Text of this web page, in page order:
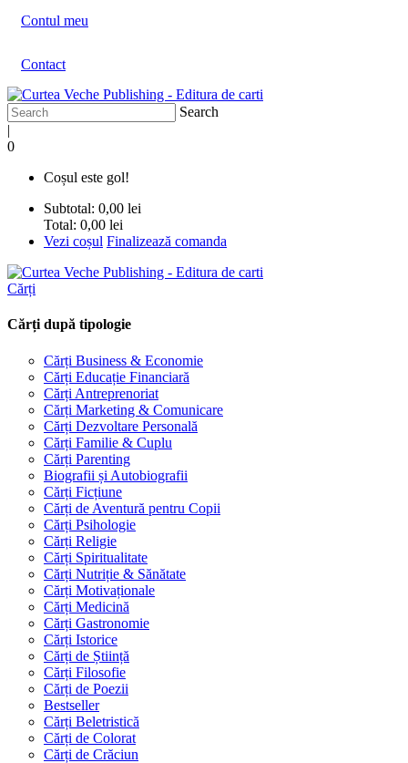
Contul meu
Contact
Search
|
0
Coșul este gol!
Subtotal: 0,00 lei
Total: 0,00 lei
Vezi coșul Finalizează comanda
Cărți
Cărți după tipologie
Cărți Business & Economie
Cărți Educație Financiară
Cărți Antreprenoriat
Cărți Marketing & Comunicare
Cărți Dezvoltare Personală
Cărți Familie & Cuplu
Cărți Parenting
Biografii și Autobiografii
Cărți Ficțiune
Cărți de Aventură pentru Copii
Cărți Psihologie
Cărți Religie
Cărți Spiritualitate
Cărți Nutriție & Sănătate
Cărți Motivaționale
Cărți Medicină
Cărți Gastronomie
Cărți Istorice
Cărți de Știință
Cărți Filosofie
Cărți de Poezii
Bestseller
Cărți Beletristică
Cărți de Colorat
Cărți de Crăciun